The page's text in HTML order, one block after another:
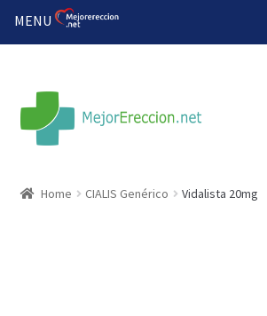
Home CIALIS Genérico Vidalista 20mg
MENU